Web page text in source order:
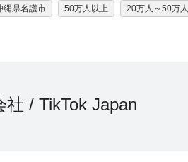
縄県名護市 50万人以上 20万人～50万人
社 / TikTok Japan